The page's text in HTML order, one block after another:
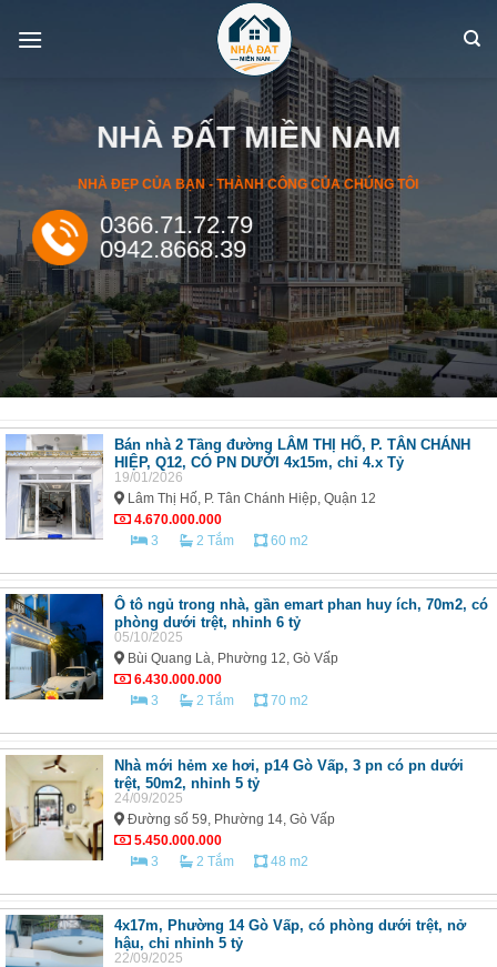
NHÀ ĐẤT MIỀN NAM
NHÀ ĐẸP CỦA BẠN - THÀNH CÔNG CỦA CHÚNG TÔI
0366.71.72.79
0942.8668.39
Bán nhà 2 Tầng đường LÂM THỊ HỐ, P. TÂN CHÁNH
HIỆP, Q12, CÓ PN DƯỚI 4x15m, chỉ 4.x Tỷ
19/01/2026
Lâm Thị Hố, P. Tân Chánh Hiệp, Quận 12
4.670.000.000
3
2 Tắm 60 m2
Ô tô ngủ trong nhà, gần emart phan huy ích, 70m2, có
phòng dưới trệt, nhỉnh 6 tỷ
05/10/2025
Bùi Quang Là, Phường 12, Gò Vấp
6.430.000.000
3
2 Tắm 70 m2
Nhà mới hẻm xe hơi, p14 Gò Vấp, 3 pn có pn dưới
trệt, 50m2, nhỉnh 5 tỷ
24/09/2025
Đường số 59, Phường 14, Gò Vấp
5.450.000.000
3
2 Tắm 48 m2
4x17m, Phường 14 Gò Vấp, có phòng dưới trệt, nở
hậu, chỉ nhỉnh 5 tỷ
22/09/2025